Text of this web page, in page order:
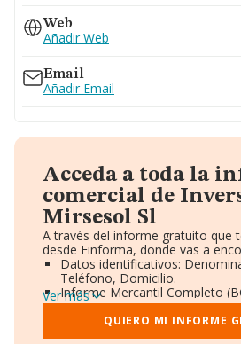
Web
Añadir Web
Email
Añadir Email
Acceda a toda la
comercial de
Mirsesol Sl
A través del informe gratuito que
desde Einforma, donde vas a
Datos identificativos:
Teléfono, Domicilio.
Informe Mercantil Completo
Gráficos de Evolución Ventas y
Consejo de Administración y
Directivos y Ejecutivos.
Ver más
QUIERO MI INFORME